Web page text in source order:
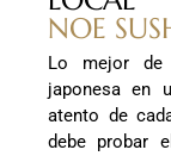
NOE
Lo mejor de
japonesa en
atento de
debe probar